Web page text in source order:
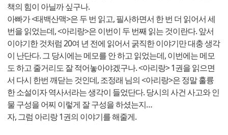
책의 힘이 아닐까 싶구나.
아빠가 <태백산맥>은 두 번 읽고, 필사하면서 한 번 더 읽어서 세
번을 읽었는데, <아리랑>은 이번이 두 번째 읽는 것이란다. 앞서
이야기한 것처럼 20여 년 전에 읽어서 굵직한 이야기만 대충 생각
이 난단다. 그 당시에는 메모를 안 하고 읽었는데, 이번에는 메모
도 하고 줄거리도 잘 적어놓아야겠구나. <아리랑> 1권을 읽으면
서 다시 한번 깨닫는 것인데, 조정래 님의 <아리랑>은 정말 훌륭
한 소설이자 역사서라는 생각이 들었단다. 당시의 사건 사고와 인
물 구성을 어찌 이렇게 잘 구성을 하셨는지…
자, 그럼 아리랑 1권의 이야기를 해줄게.